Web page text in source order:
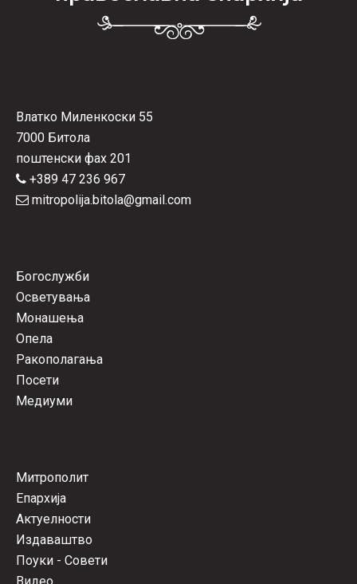
Влатко Миленкоски 55
7000 Битола
поштенски фах 201
+389 47 236 967
mitropolija.bitola@gmail.com
Богослужби
Осветувања
Монашења
Опела
Ракополагања
Посети
Медиуми
Митрополит
Епархија
Актуелности
Издаваштво
Поуки - Совети
Видео